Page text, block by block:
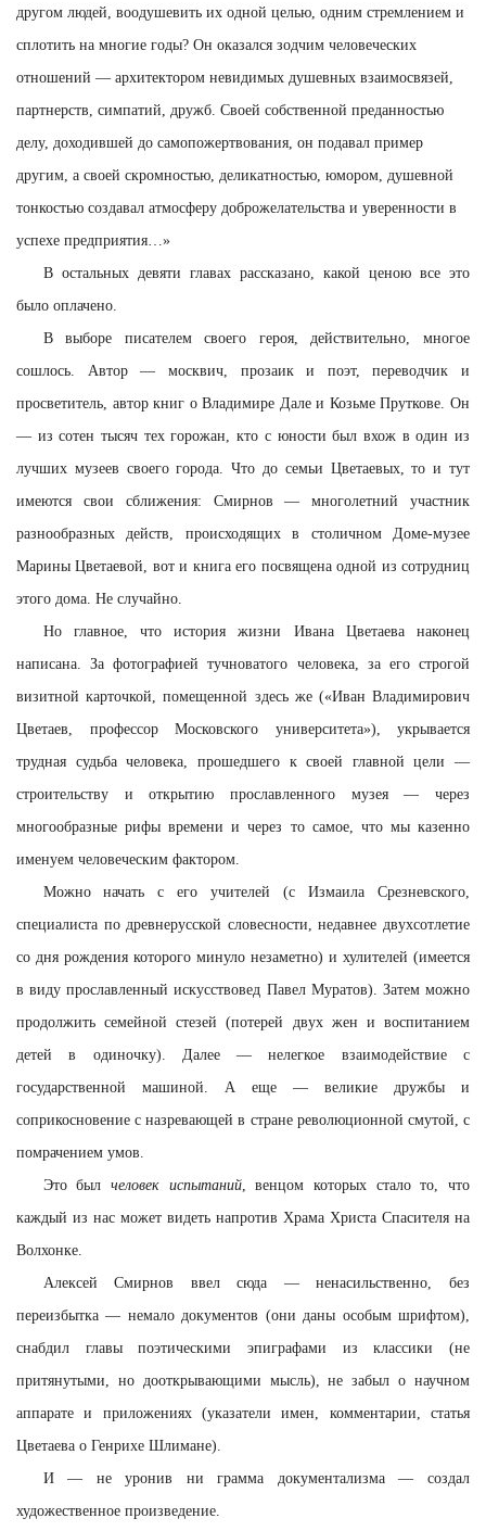
другом людей, воодушевить их одной целью, одним стремлением и
сплотить на многие годы? Он оказался зодчим человеческих
отношений — архитектором невидимых душевных взаимосвязей,
партнерств, симпатий, дружб. Своей собственной преданностью
делу, доходившей до самопожертвования, он подавал пример
другим, а своей скромностью, деликатностью, юмором, душевной
тонкостью создавал атмосферу доброжелательства и уверенности в
успехе предприятия…»
В остальных девяти главах рассказано, какой ценою все это
было оплачено.
В выборе писателем своего героя, действительно, многое
сошлось. Автор — москвич, прозаик и поэт, переводчик и
просветитель, автор книг о Владимире Дале и Козьме Пруткове. Он
— из сотен тысяч тех горожан, кто с юности был вхож в один из
лучших музеев своего города. Что до семьи Цветаевых, то и тут
имеются свои сближения: Смирнов — многолетний участник
разнообразных действ, происходящих в столичном Доме-музее
Марины Цветаевой, вот и книга его посвящена одной из сотрудниц
этого дома. Не случайно.
Но главное, что история жизни Ивана Цветаева наконец
написана. За фотографией тучноватого человека, за его строгой
визитной карточкой, помещенной здесь же («Иван Владимирович
Цветаев, профессор Московского университета»), укрывается
трудная судьба человека, прошедшего к своей главной цели —
строительству и открытию прославленного музея — через
многообразные рифы времени и через то самое, что мы казенно
именуем человеческим фактором.
Можно начать с его учителей (с Измаила Срезневского,
специалиста по древнерусской словесности, недавнее двухсотлетие
со дня рождения которого минуло незаметно) и хулителей (имеется
в виду прославленный искусствовед Павел Муратов). Затем можно
продолжить семейной стезей (потерей двух жен и воспитанием
детей в одиночку). Далее — нелегкое взаимодействие с
государственной машиной. А еще — великие дружбы и
соприкосновение с назревающей в стране революционной смутой, с
помрачением умов.
Это был человек испытаний, венцом которых стало то, что
каждый из нас может видеть напротив Храма Христа Спасителя на
Волхонке.
Алексей Смирнов ввел сюда — ненасильственно, без
переизбытка — немало документов (они даны особым шрифтом),
снабдил главы поэтическими эпиграфами из классики (не
притянутыми, но дооткрывающими мысль), не забыл о научном
аппарате и приложениях (указатели имен, комментарии, статья
Цветаева о Генрихе Шлимане).
И — не уронив ни грамма документализма — создал
художественное произведение.